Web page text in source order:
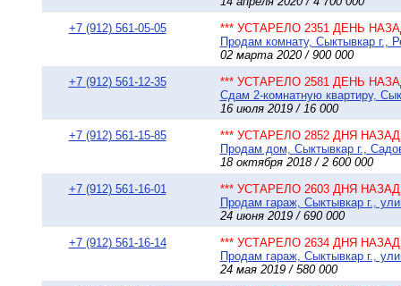
+7 (912) 561-05-05
*** УСТАРЕЛО 2351 ДЕНЬ
Продам комнату, Сыктывкар г.,
02 марта 2020 / 900 000
+7 (912) 561-12-35
*** УСТАРЕЛО 2581 ДЕНЬ
Сдам 2-комнатную квартиру,
16 июля 2019 / 16 000
+7 (912) 561-15-85
*** УСТАРЕЛО 2852 ДНЯ НАЗАД
Продам дом, Сыктывкар г.,
18 октября 2018 / 2 600 000
+7 (912) 561-16-01
*** УСТАРЕЛО 2603 ДНЯ НАЗАД
Продам гараж, Сыктывкар г.,
24 июня 2019 / 690 000
+7 (912) 561-16-14
*** УСТАРЕЛО 2634 ДНЯ НАЗАД
Продам гараж, Сыктывкар г.,
24 мая 2019 / 580 000